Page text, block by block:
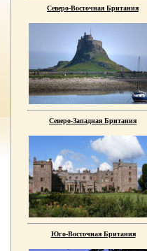
Северо-Восточная Британия
Северо-Западная Британия
Юго-Восточная Британия